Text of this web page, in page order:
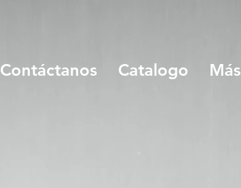
Contáctanos Catalogo Más